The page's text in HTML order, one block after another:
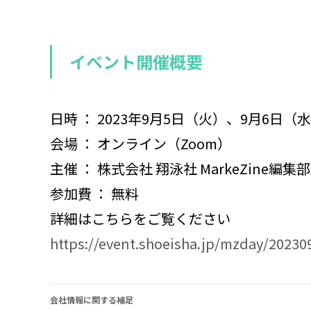
イベント開催概要
日時 ： 2023年9月5日（火）、9月6日（水
会場 ： オンライン（Zoom）
主催 ： 株式会社 翔泳社 MarkeZine編集部
参加費 ： 無料
詳細はこちらをご覧ください
https://event.shoeisha.jp/mzday/
会社情報に関する補足